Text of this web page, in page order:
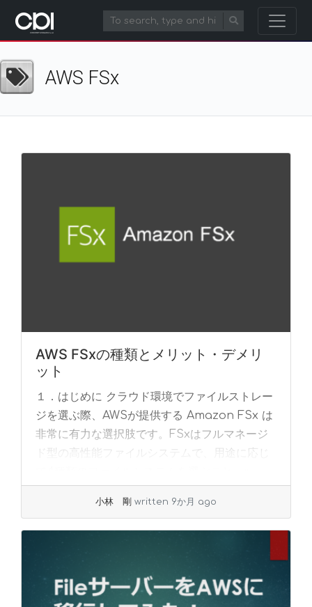
AWS FSx
AWS FSxの種類とメリット・デメリ
ット
１．はじめに クラウド環境でファイルストレー
ジを選ぶ際、AWSが提供する Amazon FSx は
非常に有力な選択肢です。FSxはフルマネージ
ド型の高性能ファイルシステムで、用途に応じ
小林 剛 written 9か月 ago